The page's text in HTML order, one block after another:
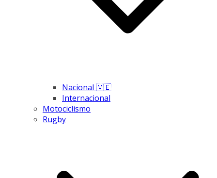
Nacional 🇻🇪
Internacional
Motociclismo
Rugby